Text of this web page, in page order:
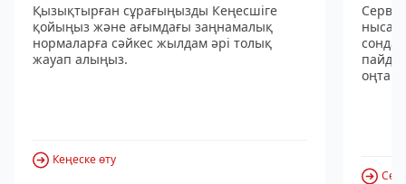
Қызықтырған сұрағыңызды Кеңесшіге
қойыңыз және ағымдағы заңнамалық
нормаларға сәйкес жылдам әрі толық
жауап алыңыз.
Кеңеске өту